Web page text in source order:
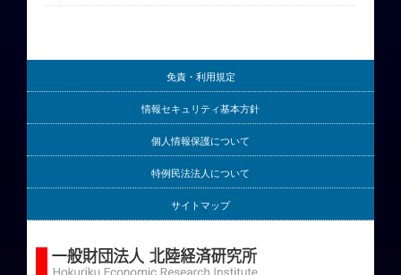
免責・利用規定
情報セキュリティ基本方針
個人情報保護について
特例民法法人について
サイトマップ